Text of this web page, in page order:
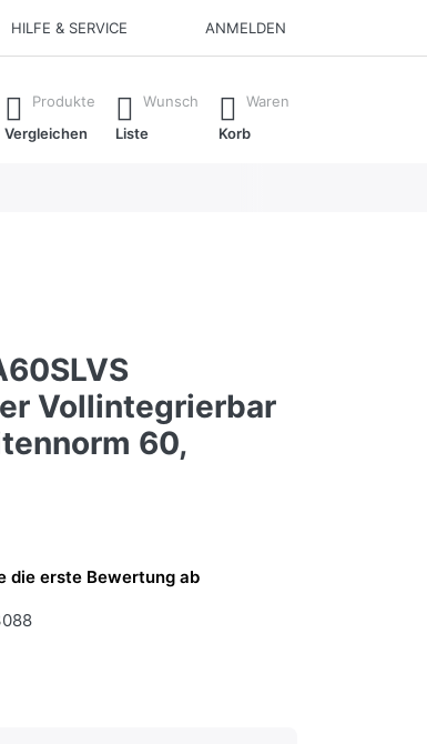
HILFE & SERVICE ANMELDEN
Ergebnisse. Drücken Sie die Eingabetaste, um alle
Produkte
Vergleichen
Wunsch
Liste
Waren
Korb
Vollintegrierbar
60,
die erste Bewertung ab